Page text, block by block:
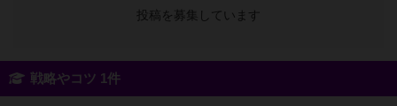
投稿を募集しています
戦略やコツ 1件